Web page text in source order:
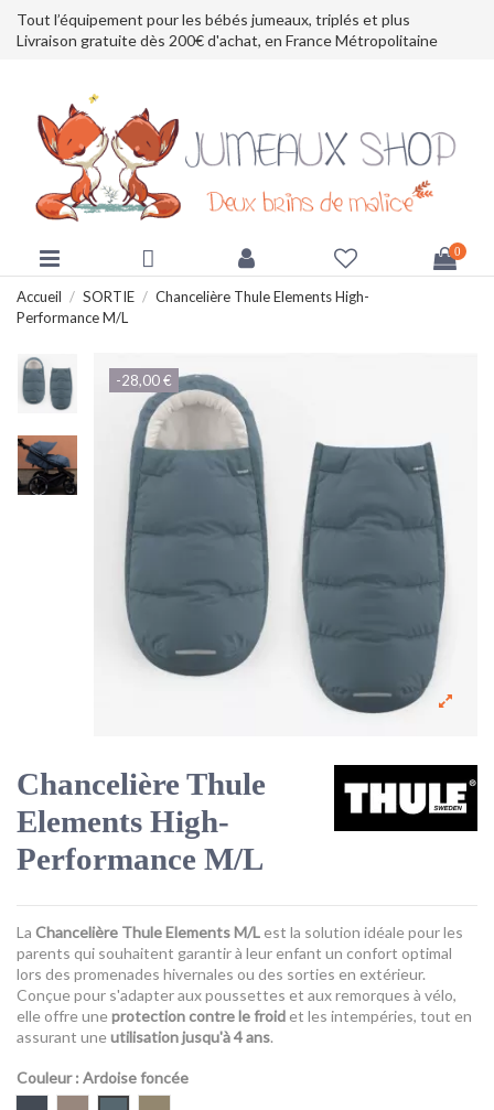
Tout l’équipement pour les bébés jumeaux, triplés et plus
Livraison gratuite dès 200€ d'achat, en France Métropolitaine
0
Accueil SORTIE
Chancelière Thule Elements High-
Performance M/L
-28,00 €
Chancelière Thule
Elements High-
Performance M/L
La Chancelière Thule Elements M/L est la solution idéale pour les
parents qui souhaitent garantir à leur enfant un confort optimal
lors des promenades hivernales ou des sorties en extérieur.
Conçue pour s'adapter aux poussettes et aux remorques à vélo,
elle offre uneprotection contre le froid et les intempéries, tout en
assurant uneutilisation jusqu'à 4 ans.
Couleur: Ardoise foncée